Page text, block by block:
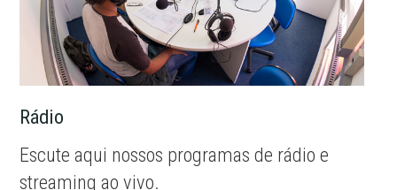
Rádio
Escute aqui nossos programas de rádio e
streaming ao vivo.